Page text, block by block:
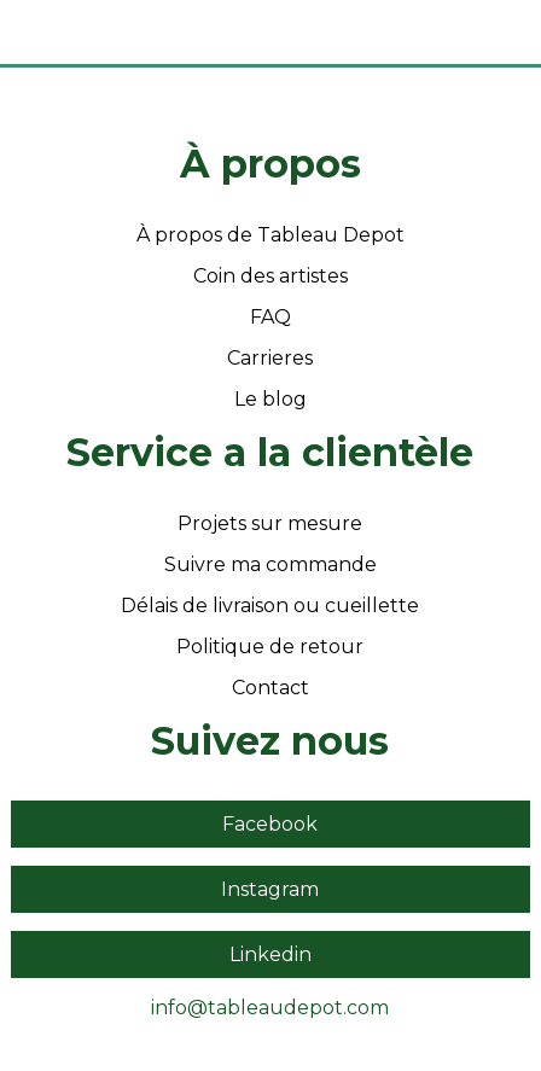
À propos
À propos de Tableau Depot
Coin des artistes
FAQ
Carrieres
Le blog
Service a la clientèle
Projets sur mesure
Suivre ma commande
Délais de livraison ou cueillette
Politique de retour
Contact
Suivez nous
Facebook
Instagram
Linkedin
info@tableaudepot.com